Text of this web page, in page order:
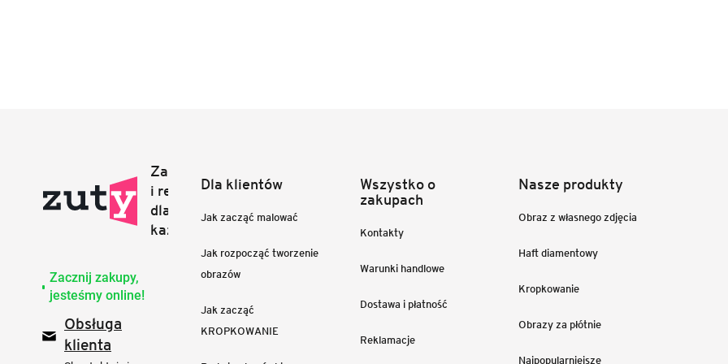
Zacznij zakupy,
jesteśmy online!
Obsługa
klienta
Dla klientów
Jak zacząć malować
Jak rozpocząć tworzenie
obrazów
Jak zacząć
KROPKOWANIE
Wszystko o
zakupach
Kontakty
Warunki handlowe
Dostawa i płatność
Reklamacje
Nasze produkty
Obraz z własnego zdjęcia
Haft diamentowy
Kropkowanie
Obrazy za płótnie
Najpopularniejsze